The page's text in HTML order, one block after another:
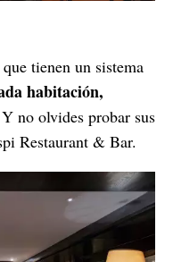
tienen un sistema
habitación,
no olvides probar sus
Restaurant & Bar.